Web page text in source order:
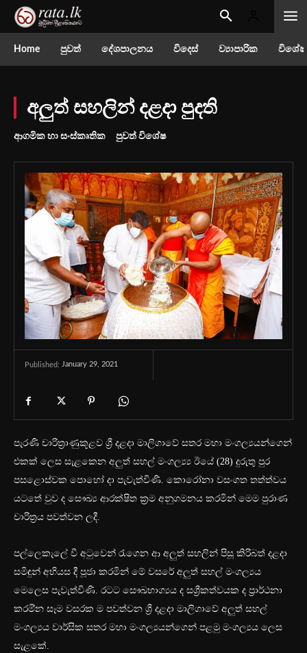
Home පුවත් දේශපාලනය විදෙස් ව්‍යාපාරික
අලුත් සහලින් දළදා පුදති
ආගමික හා සංස්කෘතික පුවත් විශේෂ
Published: January 29, 2021
පැරණි චාරිත්‍රාණුකූළව ශ්‍රී දළදා මාලිගාවේ සතර මහා මංගල්‍යයන්ගෙන්
එකක් ලෙස සැළකෙන අලුත් සහල් මංගල්‍ය්‍ය ඊයේ (28) දුරුතු පුර
පසළොස්වක පොහෝ දා පැවැත්විණි. කොරෝනා වසංගත තත්ත්වය
යටතේ වුව ද සෞඛ්‍ය ආරක්ෂිත ක්‍රම අනුගමනය කරමින් මෙම පුරාණ
චාරිත්‍රය පවත්වන ලදී.
පල්ලෙකැලේ වී අටුවෙන් රැගෙන ආ අලුත් සහලින් පිසූ කිරිබත් දළදා
සමිඳුන් අභියස දී පූජා කරමින් මේ වසරේ අලුත් සහල් මංගල්‍යය
මෙලෙස පැවැත්විණි. රටට සෞඛභාග්‍යය ද සශ්‍රීකත්වයක ද ප්‍රාර්ථනා
කරමි්න සෑම වසරක ම පවත්වන ශ්‍රී දළදා මාලිගාවේ අලුත් සහල්
මංගල්‍යය වාර්සික සතර මහා මංගල්‍යයන්ගෙන් පළමු මංගල්‍යය ලෙස
සැළකේ.